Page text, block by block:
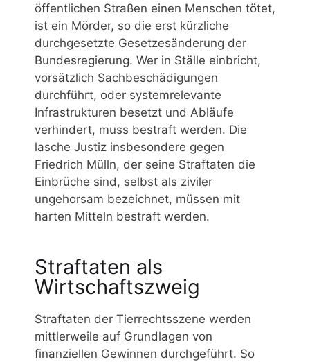
öffentlichen Straßen einen Menschen tötet,
ist ein Mörder, so die erst kürzliche
durchgesetzte Gesetzesänderung der
Bundesregierung. Wer in Ställe einbricht,
vorsätzlich Sachbeschädigungen
durchführt, oder systemrelevante
Infrastrukturen besetzt und Abläufe
verhindert, muss bestraft werden. Die
lasche Justiz insbesondere gegen
Friedrich Mülln, der seine Straftaten die
Einbrüche sind, selbst als ziviler
ungehorsam bezeichnet, müssen mit
harten Mitteln bestraft werden.
Straftaten als
Wirtschaftszweig
Straftaten der Tierrechtsszene werden
mittlerweile auf Grundlagen von
finanziellen Gewinnen durchgeführt. So